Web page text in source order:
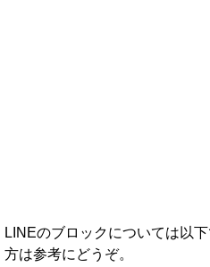
LINEのブロックについては以
方は参考にどうぞ。